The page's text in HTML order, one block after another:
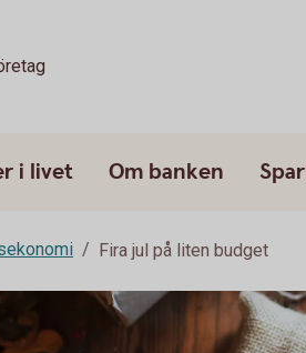
i livet Om banken
Fira jul på liten budget